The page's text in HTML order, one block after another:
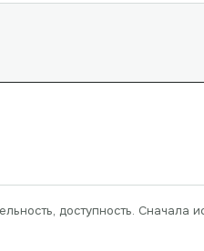
доступность. Сначала